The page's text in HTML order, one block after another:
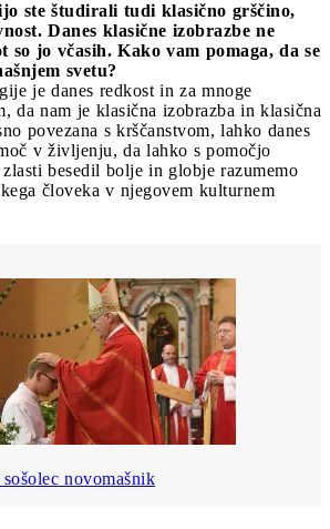
ste študirali tudi klasično grščino,
Danes klasične izobrazbe ne
so jo včasih. Kako vam pomaga, da se
svetu?
je danes redkost in za mnoge
da nam je klasična izobrazba in klasična
povezana s krščanstvom, lahko danes
v življenju, da lahko s pomočjo
besedil bolje in globje razumemo
človeka v njegovem kulturnem
novomašnik